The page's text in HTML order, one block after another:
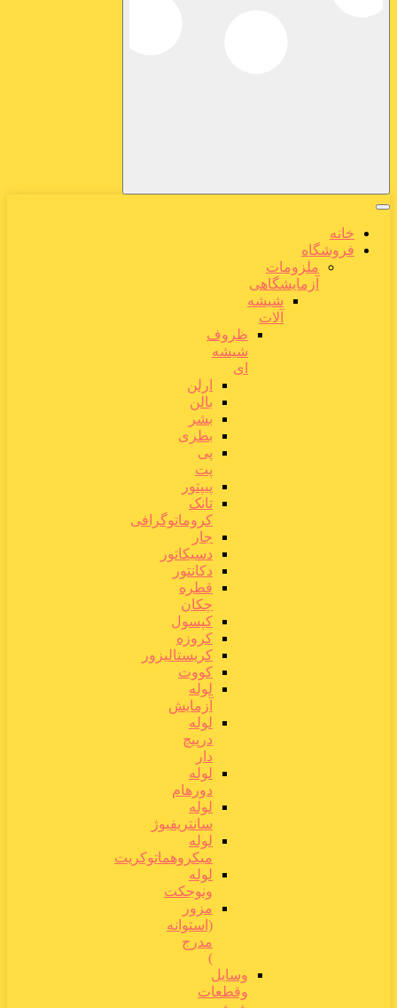
خانه
فروشگاه
ملزومات
آزمایشگاهی
شیشه
آلات
ظروف
شیشه
ای
ارلن
بالن
بشر
بطری
پی
پت
پیپتور
تانک
کروماتوگرافی
جار
دسیکاتور
دکانتور
قطره
چکان
کپسول
کروزه
کریستالیزور
کووت
لوله
آزمایش
لوله
درپیچ
دار
لوله
دورهام
لوله
سانتریفیوژ
لوله
میکروهماتوکریت
لوله
ونوجکت
مزور
(استوانه
مدرج
)
وسایل
وقطعات